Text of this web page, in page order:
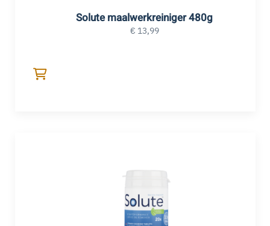
Solute maalwerkreiniger 480g
€ 13,99